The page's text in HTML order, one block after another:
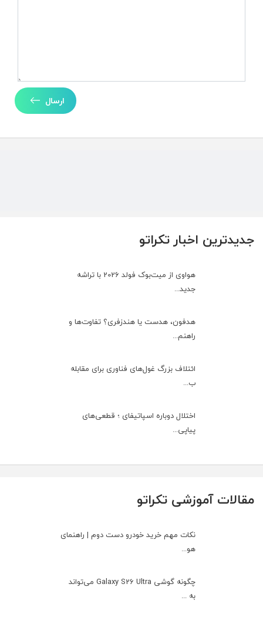
جدیدترین اخبار تکراتو
هواوی از میت‌بوک فولد 2026 با تراشه
جدید...
هدفون، هدست یا هندزفری؟ تفاوت‌ها و
راهنم...
ائتلاف بزرگ غول‌های فناوری برای مقابله
ب...
اختلال دوباره اسپاتیفای ؛ قطعی‌های
پیاپی...
ارسال
مقالات آموزشی تکراتو
نکات مهم خرید خودرو دست دوم | راهنمای
هو...
چگونه گوشی Galaxy S26 Ultra می‌تواند
به ...